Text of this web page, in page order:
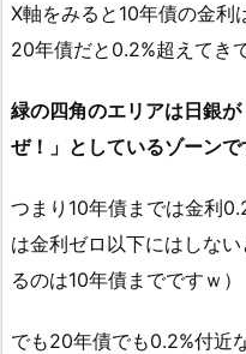
X軸をみると10年債の金利
20年債だと0.2%超えてき
緑の四角のエリアは日銀
ぜ！」としているゾーンで
つまり10年債までは金利
は金利ゼロ以下にはしな
るのは10年債までですｗ）
でも20年債でも0.2%付近